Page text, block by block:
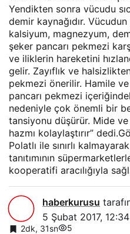
Yendikten sonra vücudu
demir kaynağıdır.
kalsiyum, magnezyum,
şeker pancarı pekmezi
ve iliklerin hareketini
gelir. Zayıflık ve
pekmezi önerilir. Hamile
pancarı pekmezi
nedeniyle çok önemli bir
tansiyonu düşürür. Mide ve
hazmı kolaylaştırır”
Polatlı ile sınırlı
tanıtımının
kooperatifi aracılığıyla
haberkurusu
5 Şubat 2017, 12:34
2dk, 31sn 5